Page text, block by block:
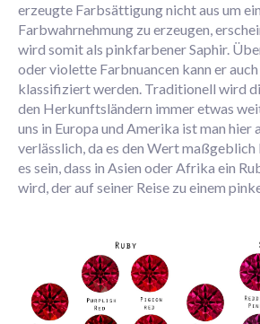
erzeugte Farbsättigung nicht aus um
Farbwahrnehmung zu erzeugen,
wird somit als pinkfarbener Saphir.
oder violette Farbnuancen kann er
klassifiziert werden. Traditionell wird
den Herkunftsländern immer etwas
uns in Europa und Amerika ist man hier
verlässlich, da es den Wert maßgeblich
es sein, dass in Asien oder Afrika ein
wird, der auf seiner Reise zu einem